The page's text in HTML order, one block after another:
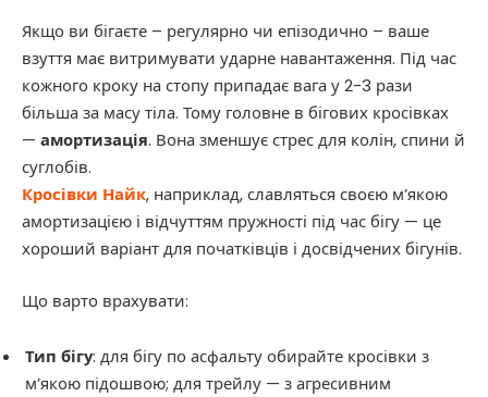
Якщо ви бігаєте – регулярно чи епізодично – ваше
взуття має витримувати ударне навантаження. Під час
кожного кроку на стопу припадає вага у 2-3 рази
більша за масу тіла. Тому головне в бігових кросівках
— амортизація. Вона зменшує стрес для колін, спини й
суглобів.
Кросівки Найк, наприклад, славляться своєю м’якою
амортизацією і відчуттям пружності під час бігу — це
хороший варіант для початківців і досвідчених бігунів.
Що варто врахувати:
Тип бігу: для бігу по асфальту обирайте кросівки з
м’якою підошвою; для трейлу — з агресивним